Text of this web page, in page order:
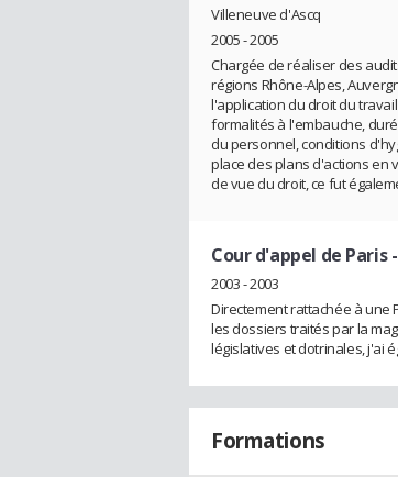
Villeneuve d'Ascq
2005 - 2005
Chargée de réaliser des
régions Rhône-Alpes,
l'application du droit du
formalités à l'embauche,
du personnel, conditions
place des plans d'actions en
de vue du droit, ce fut
Cour d'appel de Paris-
2003 - 2003
Directement rattachée à une
les dossiers traités par la
législatives et dotrinales, j'ai
Formations